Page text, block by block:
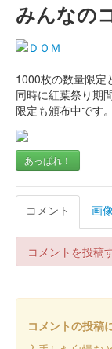
酔月城（
販売終了
乙女城（
乙女城（
みんなの
1000枚の数量限定
同時に紅葉祭り期
限定も頒布中です
あっぱれ！
コメント 画
コメントを投稿
コメントの投稿